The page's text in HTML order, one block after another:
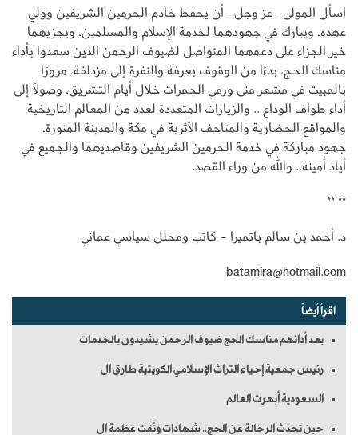
اسأل المولى -عز وجل- أن يحفظ خادم الحرمين الشريفين وولي
عهده، ويبارك في جهودهما لخدمة الإسلام والمسلمين، ويجزيهما
خير الجزاء على دعمهما المتواصل لضيوف الرحمن الذين سعدوا بأداء
مناسك الحج، بدءًا من الوقوف بعرفة والنفرة إلى مزدلفة، مرورًا
بالمبيت في مشعر منى ورمي الجمرات خلال أيام التشريق، وصولًا إلى
أداء طواف الوداع .. والزيارات المتعددة لعدد من المعالم التاريخية
والمواقع الحضارية والمتاحف الأثرية في مكة والمدينة المنورة،
جهود مباركة في خدمة الحرمين الشريفين وقاصديهما والجميع في
أياد أمينة.. والله من وراء القصد.
** **
د. أحمد بن سالم باتميرا - كاتب ومحلل سياسي عماني
batamira@hotmail.com
اقرأ أيضاً
بعد أدائهم مناسك الحج ضيوف الرحمن يشيدون بالخدمات
رئيس جمعية إحياء التراث الإسلامي الكويتية طارق ال
السعودية أبهرت العالم
حين تحدّث الرحّالة عن الحج.. شهادات وثّقت عظمة ال